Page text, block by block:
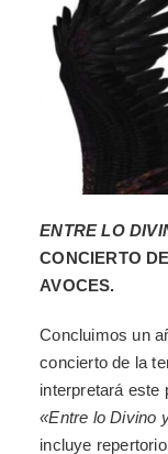
ENTRE LO
CONCIERTO
AVOCES.
Concluimos un
concierto de la
interpretará este
«Entre lo Divino
incluye